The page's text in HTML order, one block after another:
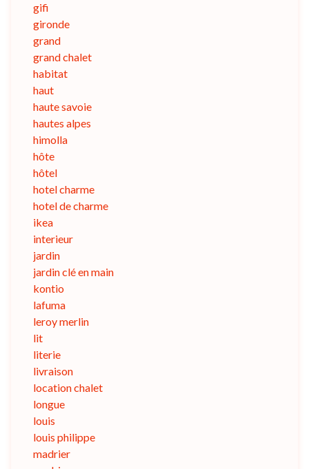
gifi
gironde
grand
grand chalet
habitat
haut
haute savoie
hautes alpes
himolla
hôte
hôtel
hotel charme
hotel de charme
ikea
interieur
jardin
jardin clé en main
kontio
lafuma
leroy merlin
lit
literie
livraison
location chalet
longue
louis
louis philippe
madrier